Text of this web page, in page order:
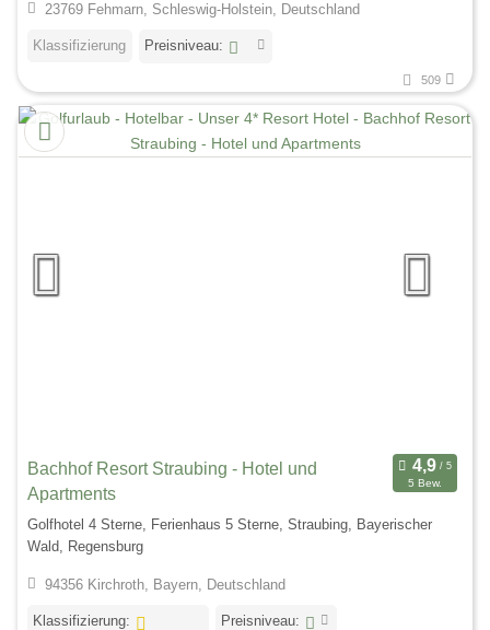
23769 Fehmarn, Schleswig-Holstein, Deutschland
Klassifizierung Preisniveau:
509
Bachhof Resort Straubing - Hotel und
Apartments
5 Bew.
Golfhotel 4 Sterne, Ferienhaus 5 Sterne, Straubing, Bayerischer
Wald, Regensburg
94356 Kirchroth, Bayern, Deutschland
Klassifizierung: Preisniveau: